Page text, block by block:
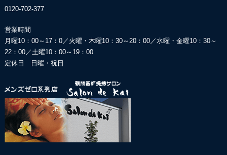
0120-702-377
営業時間
月曜10：00～17：0／火曜・木曜10：30～20：00／水曜・金曜10：30～
22：00／土曜10：00～19：00
定休日 日曜・祝日